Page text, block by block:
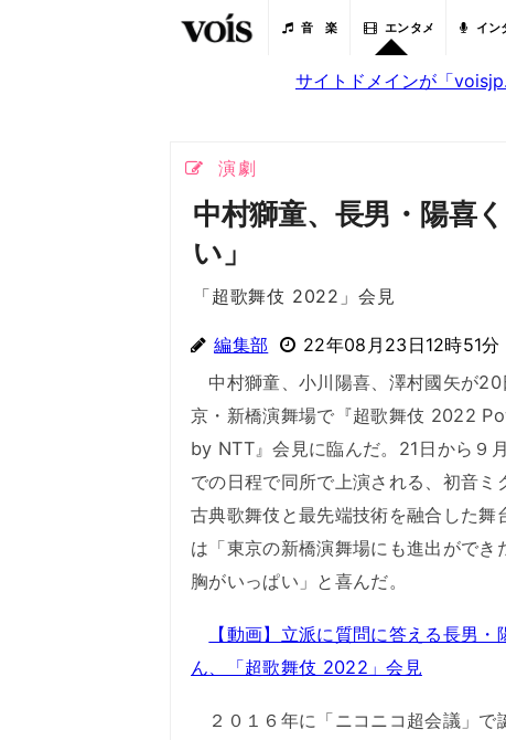
音 楽 エンタメ イン
サイトドメインが「
演劇
中村獅童、長男・陽喜
い」
「超歌舞伎 2022」会見
編集部 22年08月23日12時51分
中村獅童、小川陽喜、澤村國矢が20
京・新橋演舞場で『超歌舞伎 2022
by NTT』会見に臨んだ。21日から９
での日程で同所で上演される、初音ミ
古典歌舞伎と最先端技術を融合した舞
は「東京の新橋演舞場にも進出ができ
胸がいっぱい」と喜んだ。
【動画】立派に質問に答える長男・
ん、「超歌舞伎 2022」会見
２０１６年に「ニコニコ超会議」で